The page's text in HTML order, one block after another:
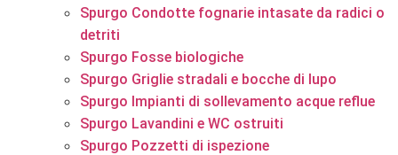
Spurgo Condotte fognarie intasate da radici o
detriti
Spurgo Fosse biologiche
Spurgo Griglie stradali e bocche di lupo
Spurgo Impianti di sollevamento acque reflue
Spurgo Lavandini e WC ostruiti
Spurgo Pozzetti di ispezione